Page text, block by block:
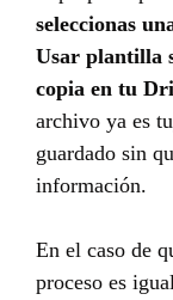
seleccionas
Usar plantilla
copia en tu
archivo ya es
guardado sin
información.
En el caso de
proceso es